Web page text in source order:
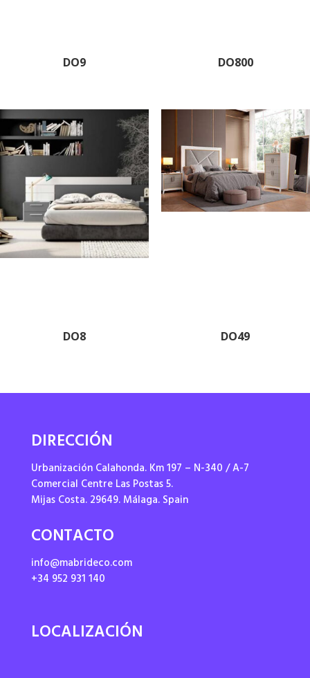
DO9 DO800
DO8 DO49
DIRECCIÓN
Urbanización Calahonda. Km 197 – N-340 / A-7
Comercial Centre Las Postas 5.
Mijas Costa. 29649. Málaga. Spain
CONTACTO
info@mabrideco.com
+34 952 931 140
LOCALIZACIÓN